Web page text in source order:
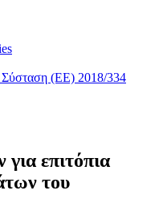
(ΕΕ) 2018/334
επιτόπια
του